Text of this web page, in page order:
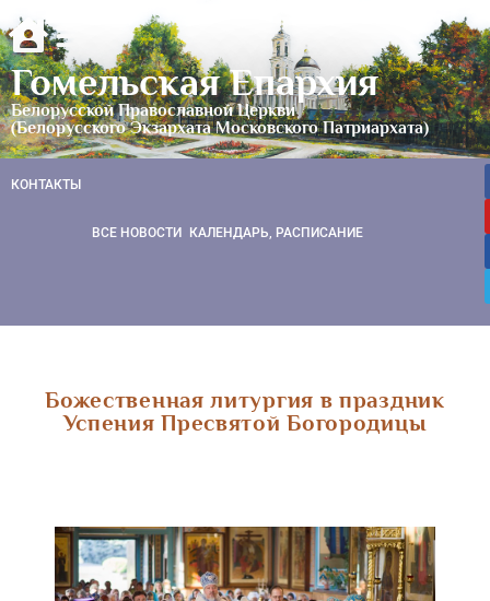
Гомельская Епархия
Белорусской Православной Церкви
(Белорусского Экзархата Московского Патриархата)
КОНТАКТЫ
ВСЕ НОВОСТИ КАЛЕНДАРЬ, РАСПИСАНИЕ
Божественная литургия в праздник
Успения Пресвятой Богородицы